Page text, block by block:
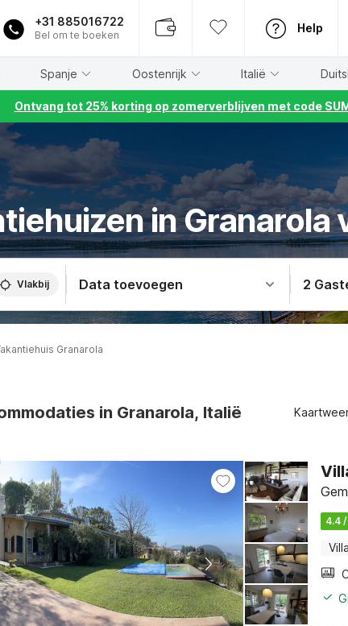
+31 885016722
Bel om te boeken
Help
Spanje Oostenrijk Italië
Ontvang tot 25% korting op zomerverblijven met code
in Granarola
Vlakbij Data toevoegen 2
Granarola
in Granarola, Italië
4.4
Villa